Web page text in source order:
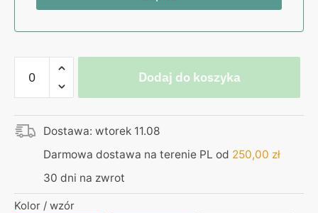
Koszulka
czarna
haft
kurvinox
Dodaj do koszyka
Dostawa: wtorek 11.08
Darmowa dostawa na terenie PL od 250,00 zł
30 dni na zwrot
Kolor / wzór